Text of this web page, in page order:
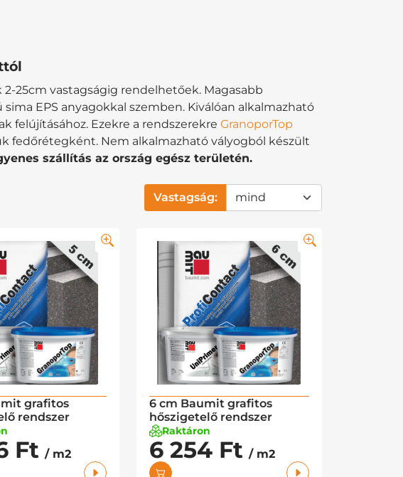
25cm vastagságig rendelhetőek. Magasabb
EPS anyagokkal szemben. Kiválóan alkalmazható
felújításához. Ezekre a rendszerekre GranoporTop
fedőrétegként. Nem alkalmazható vályogból készült
szállítás az ország egész területén.
Vastagság:
grafitos
rendszer
Ft / m2
6 cm Baumit grafitos
hőszigetelő rendszer
Raktáron
6 254 Ft / m2